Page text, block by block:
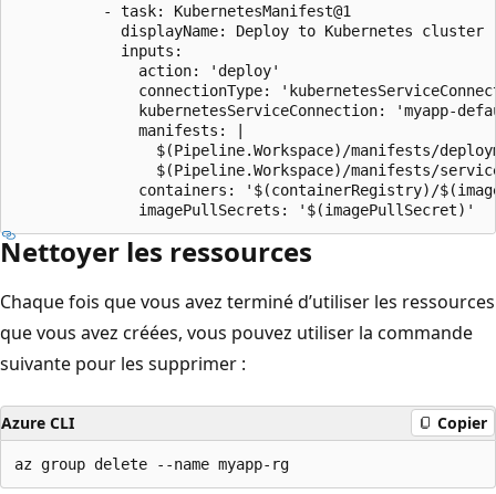
          - task: KubernetesManifest@1
            displayName: Deploy to Kubernetes cluster
            inputs:
              action: 'deploy'
connectionType:
kubernetesServiceConnection: 'myapp-
              manifests: |
$(Pipeline.Workspace)/manifests/
$(Pipeline.Workspace)/manifests/
containers: '$(containerRegistry)/
Nettoyer les ressources
Chaque fois que vous avez terminé d’utiliser les ressources
que vous avez créées, vous pouvez utiliser la commande
suivante pour les supprimer :
Azure CLI Copier